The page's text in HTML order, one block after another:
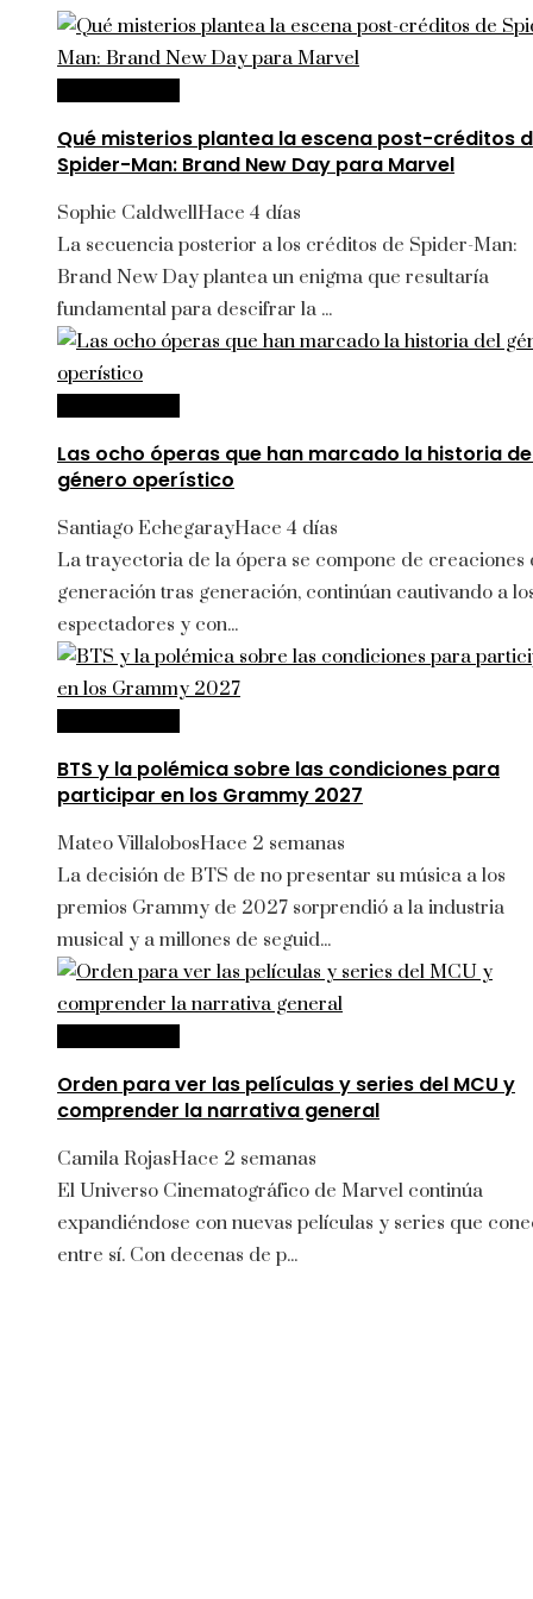
Qué misterios plantea la escena post-créditos
Spider-Man: Brand New Day para Marvel
Sophie CaldwellHace 4 días
La secuencia posterior a los créditos de Spider-Man:
Brand New Day plantea un enigma que resultaría
fundamental para descifrar la ...
Las ocho óperas que han marcado la historia
género operístico
Santiago EchegarayHace 4 días
La trayectoria de la ópera se compone de creaciones
generación tras generación, continúan cautivando a
espectadores y con...
BTS y la polémica sobre las condiciones para
participar en los Grammy 2027
Mateo VillalobosHace 2 semanas
La decisión de BTS de no presentar su música a los
premios Grammy de 2027 sorprendió a la industria
musical y a millones de seguid...
Orden para ver las películas y series del MCU y
comprender la narrativa general
Camila RojasHace 2 semanas
El Universo Cinematográfico de Marvel continúa
expandiéndose con nuevas películas y series que
entre sí. Con decenas de p...